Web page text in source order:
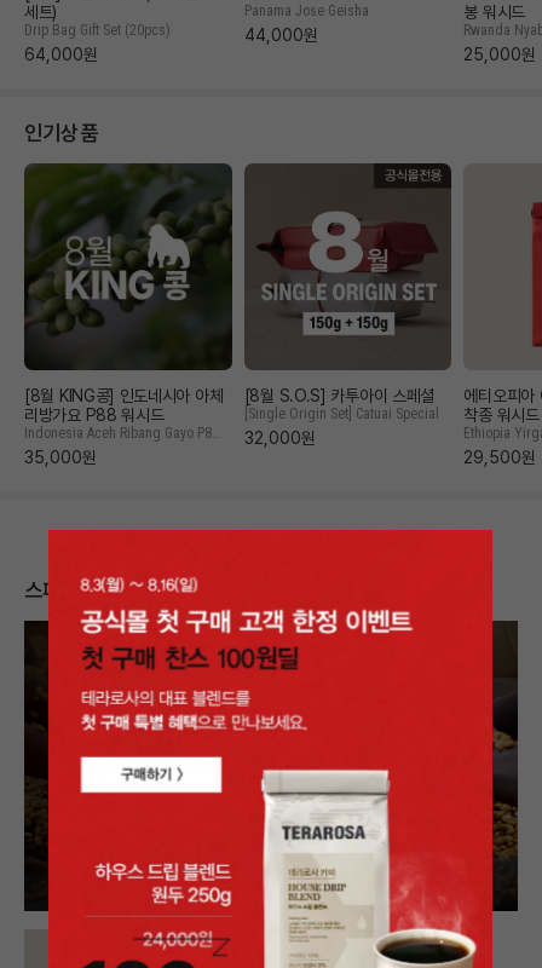
세트)
Drip Bag Gift Set (20pcs)
64,000원
Panama Jose Geisha
44,000원
봉 워시드
Rwanda
n Washed
25,000원
인기상품
[8월 KING콩] 인도네시아 아체
리방가요 P88 워시드
Indonesia Aceh Ribang Gayo P88
Washed
35,000원
[8월 S.O.S] 카투아이 스페셜
[Single Origin Set] Catuai Special
32,000원
에티오피아
착종 워시드
Ethiopia
om Washed
29,500원
스페셜티 가이드
에티오피아 예가체페 아리차 토착종 워시드
Ethiopia Yirgacheffe Aricha Heirloom Washed